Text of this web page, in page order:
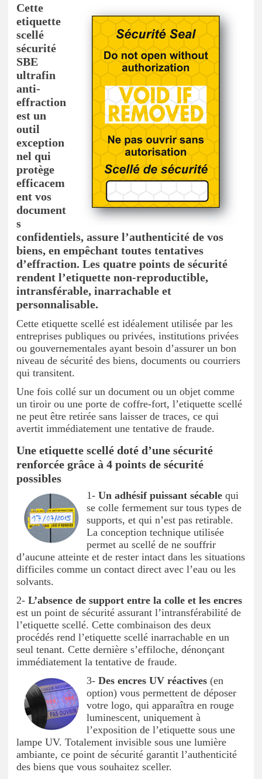
Cette
etiquette
scellé
sécurité
SBE
ultrafin
anti-
effraction
est un
outil
exception
nel qui
protège
efficacem
ent vos
document
s
confidentiels, assure l’authenticité de vos
biens, en empêchant toutes tentatives
d’effraction. Les quatre points de sécurité
rendent l’etiquette non-reproductible,
intransférable, inarrachable et
personnalisable.
Cette etiquette scellé est idéalement utilisée par les
entreprises publiques ou privées, institutions privées
ou gouvernementales ayant besoin d’assurer un bon
niveau de sécurité des biens, documents ou courriers
qui transitent.
Une fois collé sur un document ou un objet comme
un tiroir ou une porte de coffre-fort, l’etiquette scellé
ne peut être retirée sans laisser de traces, ce qui
avertit immédiatement une tentative de fraude.
Une etiquette scellé doté d’une sécurité
renforcée grâce à 4 points de sécurité
possibles
1- Un adhésif puissant sécable qui
se colle fermement sur tous types de
supports, et qui n’est pas retirable.
La conception technique utilisée
permet au scellé de ne souffrir
d’aucune atteinte et de rester intact dans les situations
difficiles comme un contact direct avec l’eau ou les
solvants.
2- L’absence de support entre la colle et les encres
est un point de sécurité assurant l’intransférabilité de
l’etiquette scellé. Cette combinaison des deux
procédés rend l’etiquette scellé inarrachable en un
seul tenant. Cette dernière s’effiloche, dénonçant
immédiatement la tentative de fraude.
3- Des encres UV réactives (en
option) vous permettent de déposer
votre logo, qui apparaîtra en rouge
luminescent, uniquement à
l’exposition de l’etiquette sous une
lampe UV. Totalement invisible sous une lumière
ambiante, ce point de sécurité garantit l’authenticité
des biens que vous souhaitez sceller.